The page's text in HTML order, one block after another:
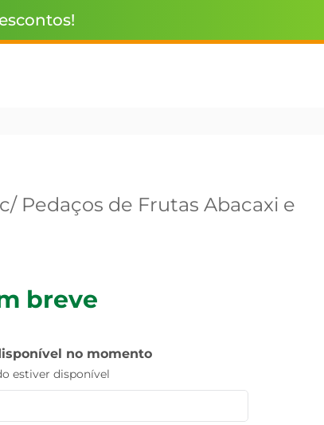
Pedaços de Frutas Abacaxi e
breve
no momento
estiver disponível